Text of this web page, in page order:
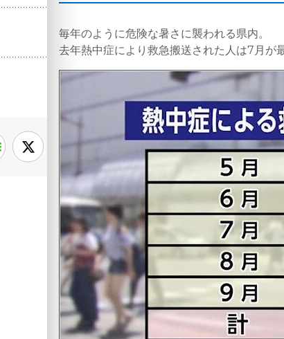
毎年のように危険な暑さに襲われる県内。
去年熱中症により救急搬送された人は7月が